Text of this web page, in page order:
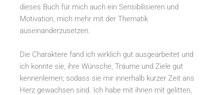
dieses Buch für mich auch ein Sensibilisieren und
Motivation, mich mehr mit der Thematik
auseinanderzusetzen.
Die Charaktere fand ich wirklich gut ausgearbeitet und
ich konnte sie, ihre Wünsche, Träume und Ziele gut
kennenlernen; sodass sie mir innerhalb kurzer Zeit ans
Herz gewachsen sind. Ich habe mit ihnen mit gelitten,